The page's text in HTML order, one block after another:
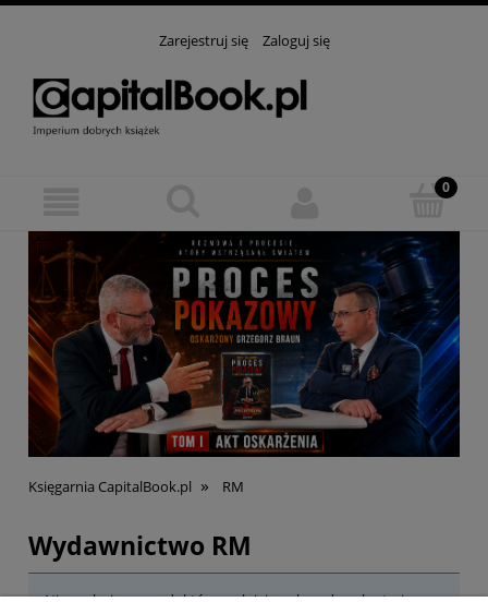
Zarejestruj się Zaloguj się
Księgarnia CapitalBook.pl » RM
Wydawnictwo RM